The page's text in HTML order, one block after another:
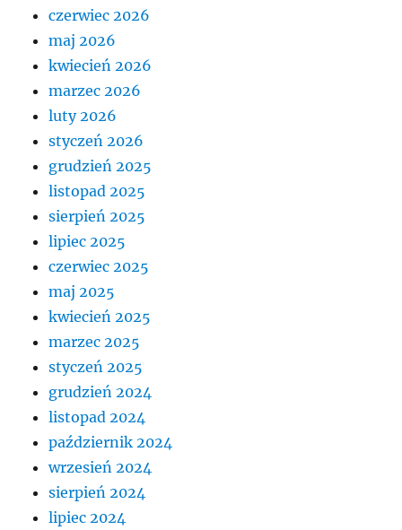
czerwiec 2026
maj 2026
kwiecień 2026
marzec 2026
luty 2026
styczeń 2026
grudzień 2025
listopad 2025
sierpień 2025
lipiec 2025
czerwiec 2025
maj 2025
kwiecień 2025
marzec 2025
styczeń 2025
grudzień 2024
listopad 2024
październik 2024
wrzesień 2024
sierpień 2024
lipiec 2024